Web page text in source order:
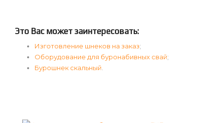
Это Вас может заинтересовать:
Изготовление шнеков на заказ;
Оборудование для буронабивных свай;
Бурошнек скальный